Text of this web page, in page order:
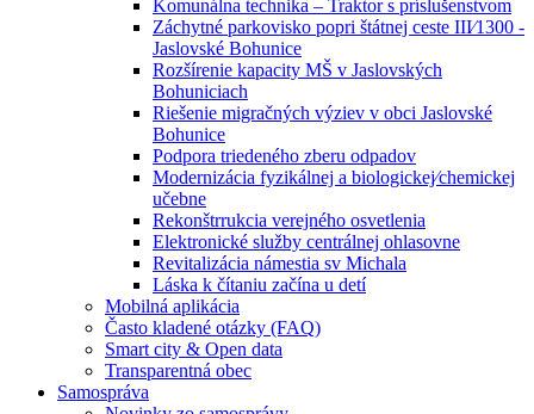
Komunálna technika – Traktor s príslušenstvom
Záchytné parkovisko popri štátnej ceste III⁄1300 -
Jaslovské Bohunice
Rozšírenie kapacity MŠ v Jaslovských
Bohuniciach
Riešenie migračných výziev v obci Jaslovské
Bohunice
Podpora triedeného zberu odpadov
Modernizácia fyzikálnej a biologickej⁄chemickej
učebne
Rekonštrrukcia verejného osvetlenia
Elektronické služby centrálnej ohlasovne
Revitalizácia námestia sv Michala
Láska k čítaniu začína u detí
Mobilná aplikácia
Často kladené otázky (FAQ)
Smart city & Open data
Transparentná obec
Samospráva